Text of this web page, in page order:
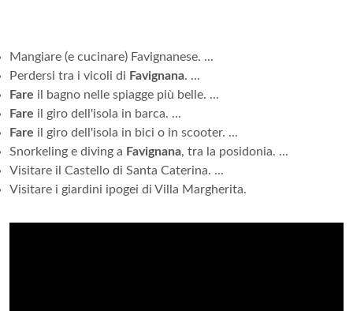
Mangiare (e cucinare) Favignanese. ...
Perdersi tra i vicoli di Favignana. ...
Fare il bagno nelle spiagge più belle. ...
Fare il giro dell'isola in barca. ...
Fare il giro dell'isola in bici o in scooter. ...
Snorkeling e diving a Favignana, tra la posidonia. ...
Visitare il Castello di Santa Caterina. ...
Visitare i giardini ipogei di Villa Margherita.